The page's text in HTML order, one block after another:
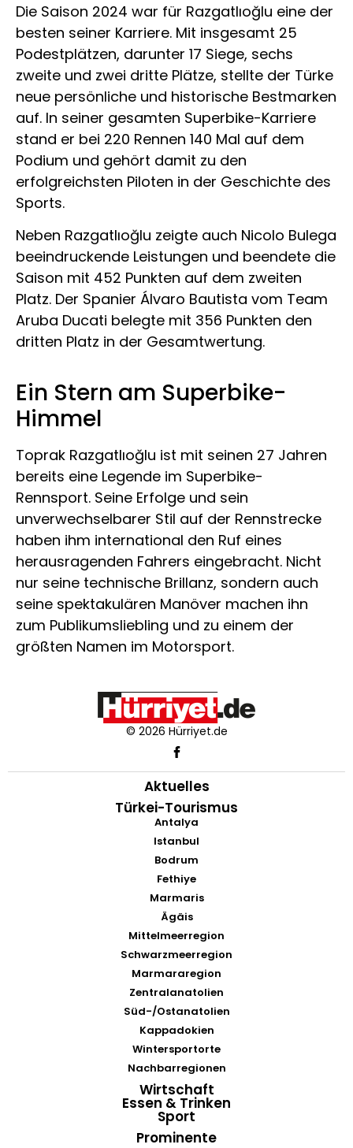
Die Saison 2024 war für Razgatlıoğlu eine der
besten seiner Karriere. Mit insgesamt 25
Podestplätzen, darunter 17 Siege, sechs
zweite und zwei dritte Plätze, stellte der Türke
neue persönliche und historische Bestmarken
auf. In seiner gesamten Superbike-Karriere
stand er bei 220 Rennen 140 Mal auf dem
Podium und gehört damit zu den
erfolgreichsten Piloten in der Geschichte des
Sports.
Neben Razgatlıoğlu zeigte auch Nicolo Bulega
beeindruckende Leistungen und beendete die
Saison mit 452 Punkten auf dem zweiten
Platz. Der Spanier Álvaro Bautista vom Team
Aruba Ducati belegte mit 356 Punkten den
dritten Platz in der Gesamtwertung.
Ein Stern am Superbike-
Himmel
Toprak Razgatlıoğlu ist mit seinen 27 Jahren
bereits eine Legende im Superbike-
Rennsport. Seine Erfolge und sein
unverwechselbarer Stil auf der Rennstrecke
haben ihm international den Ruf eines
herausragenden Fahrers eingebracht. Nicht
nur seine technische Brillanz, sondern auch
seine spektakulären Manöver machen ihn
zum Publikumsliebling und zu einem der
größten Namen im Motorsport.
© 2026 Hürriyet.de
Aktuelles
Türkei-Tourismus
Antalya
Istanbul
Bodrum
Fethiye
Marmaris
Ägäis
Mittelmeerregion
Schwarzmeerregion
Marmararegion
Zentralanatolien
Süd-/Ostanatolien
Kappadokien
Wintersportorte
Nachbarregionen
Wirtschaft
Essen & Trinken
Sport
Prominente